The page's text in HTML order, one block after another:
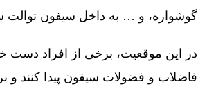
گوشواره، و … به داخل سیفون توالت
در این موقعیت، برخی از افراد دست
فاضلاب و فضولات سیفون پیدا کنند و